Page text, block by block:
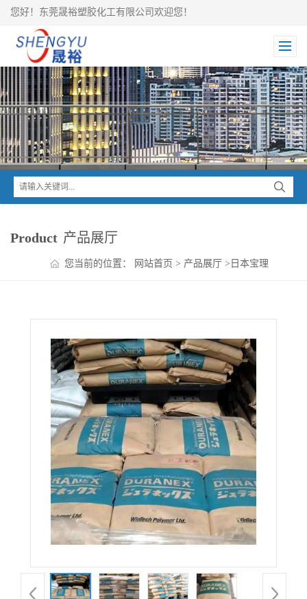
您好！东莞晟裕塑胶化工有限公司欢迎您！
Product 产品展厅
您当前的位置： 网站首页 > 产品展厅 > 日本宝理